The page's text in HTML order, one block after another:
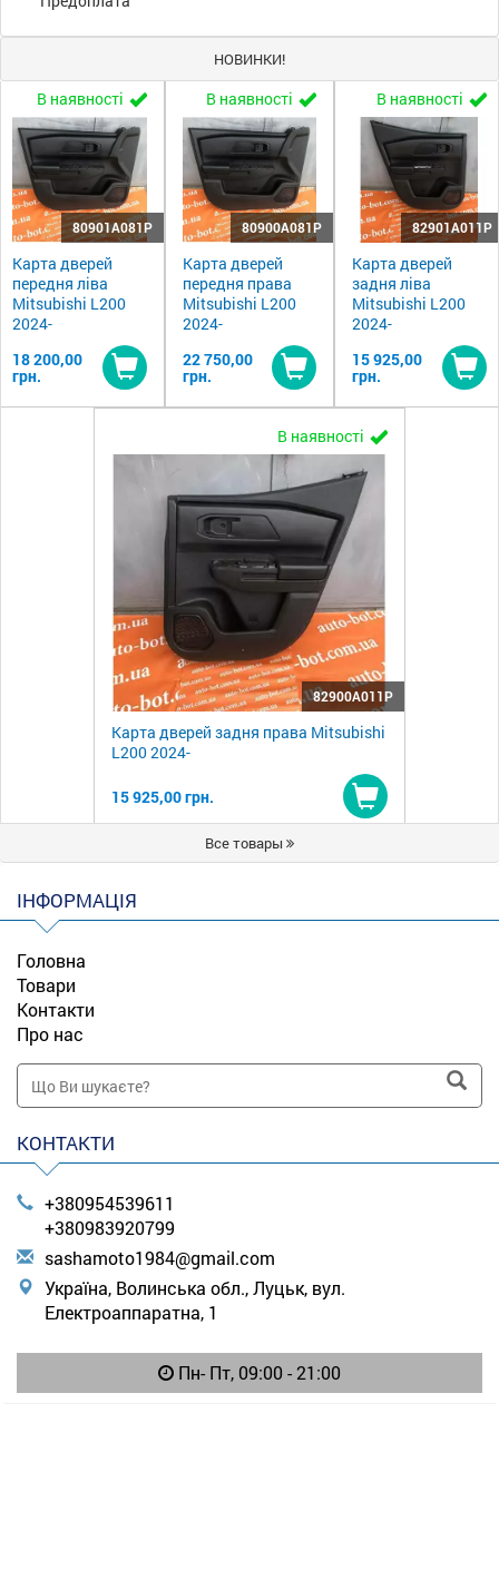
НОВИНКИ!
В наявності
80901A081P
Карта дверей
передня ліва
Mitsubishi L200
2024-
18 200,00
грн.
Купити
В наявності
80900A081P
Карта дверей
передня права
Mitsubishi L200
2024-
22 750,00
грн.
Купити
В наявності
82901A011P
Карта дверей
задня ліва
Mitsubishi L200
2024-
15 925,00
грн.
В наявності
82900A011P
Карта дверей задня права Mitsubishi
L200 2024-
15 925,00 грн.
Купити
Все товары
ІНФОРМАЦІЯ
Головна
Товари
Контакти
Про нас
КОНТАКТИ
+380954539611
+380983920799
sashamoto1984@gmail.com
Україна, Волинська обл., Луцьк, вул.
Електроаппаратна, 1
Пн- Пт, 09:00 - 21:00